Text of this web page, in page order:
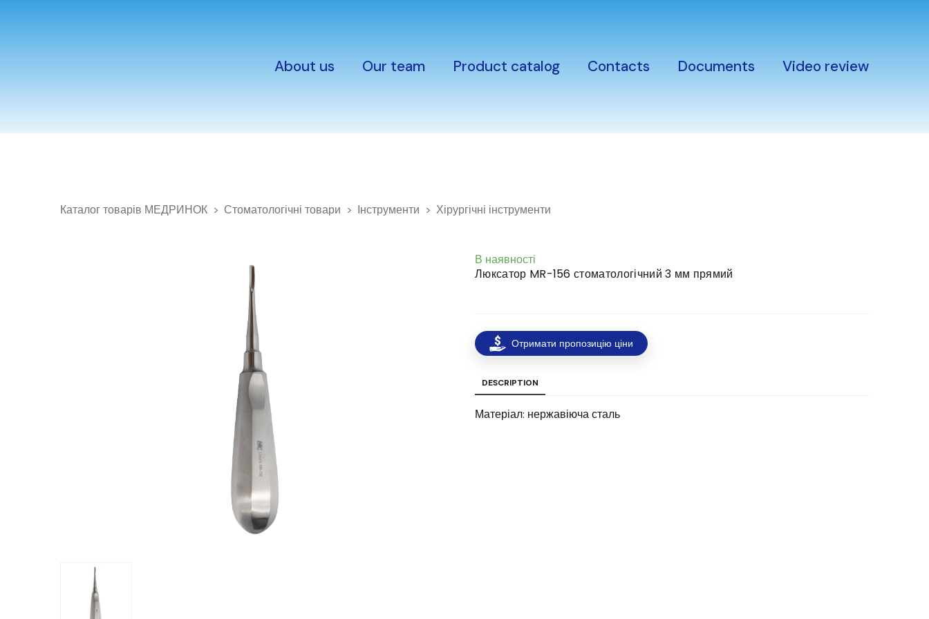
About us Our team Product catalog Contacts Documents Video review
Каталог товарів МЕДРИНОК Стоматологічні товари Інструменти Хірургічні інструменти
В наявності
Люксатор MR-156 стоматологічний 3 мм прямий
Отримати пропозицію ціни
DESCRIPTION
Матеріал: нержавіюча сталь